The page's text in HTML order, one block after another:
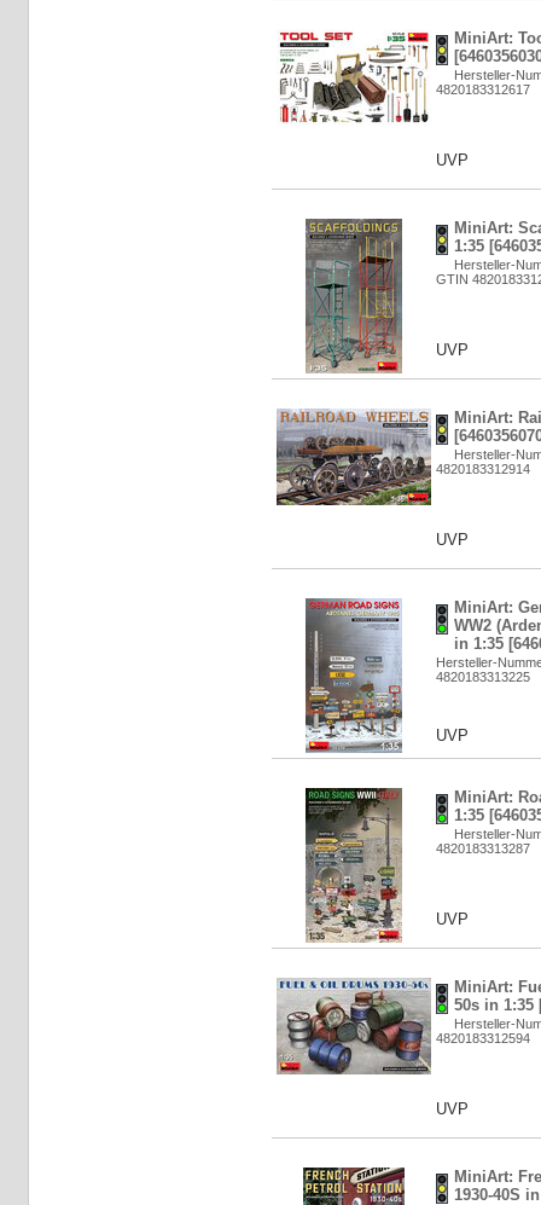
MiniArt:
Hersteller-
4820183312617
UVP
MiniArt:
1:35
Hersteller-
GTIN
UVP
MiniArt:
Hersteller-
4820183312914
UVP
MiniArt:
WW2
in 1:35
Hersteller-
4820183313225
UVP
MiniArt:
1:35
Hersteller-
4820183313287
UVP
MiniArt:
50s in 1:35
Hersteller-
4820183312594
UVP
MiniArt:
1930-40S